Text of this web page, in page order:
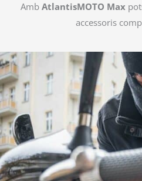
Amb AtlantisMOTO Max
accessoris